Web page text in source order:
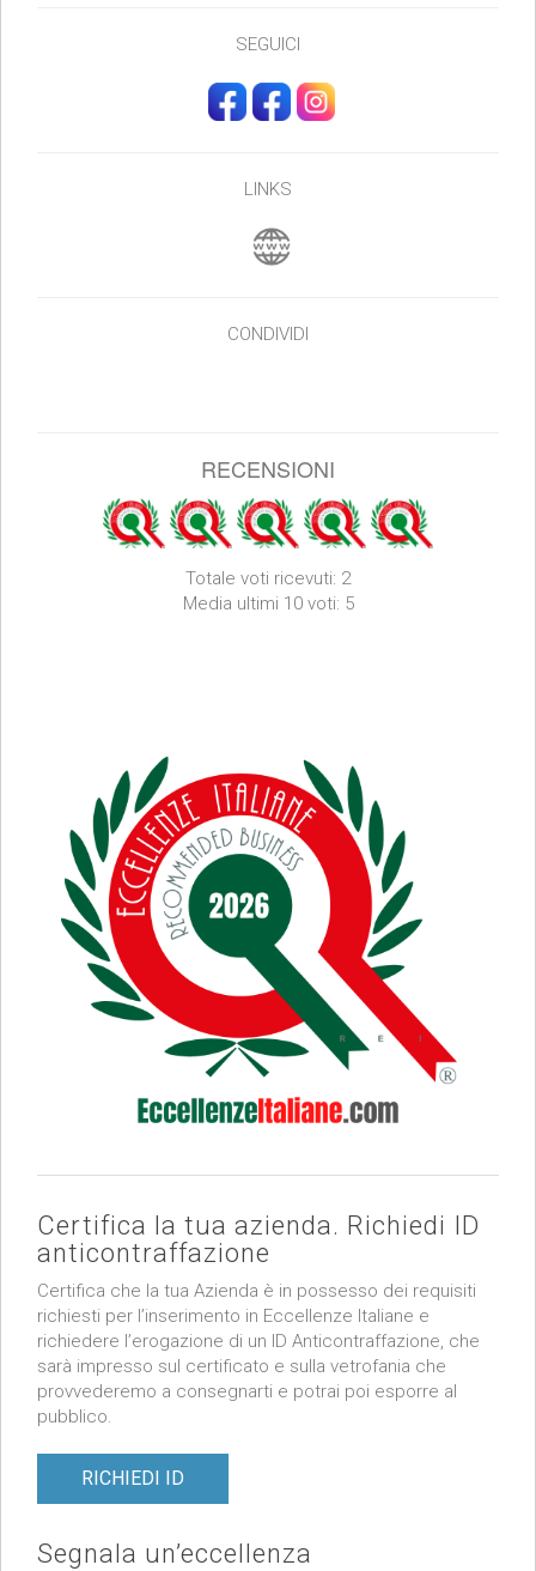
SEGUICI
LINKS
CONDIVIDI
RECENSIONI
Totale voti ricevuti: 2
Media ultimi 10 voti: 5
Certifica la tua azienda. Richiedi ID
anticontraffazione
Certifica che la tua Azienda è in possesso dei requisiti
richiesti per l’inserimento in Eccellenze Italiane e
richiedere l’erogazione di un ID Anticontraffazione, che
sarà impresso sul certificato e sulla vetrofania che
provvederemo a consegnarti e potrai poi esporre al
pubblico.
RICHIEDI ID
Segnala un’eccellenza